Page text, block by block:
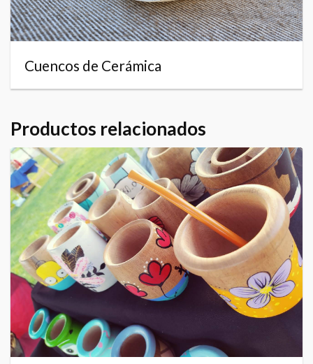
Cuencos de Cerámica
Productos relacionados